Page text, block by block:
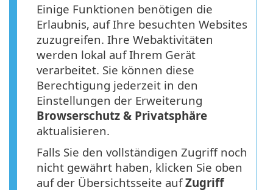
Einige Funktionen benötigen die
Erlaubnis, auf Ihre besuchten Websites
zuzugreifen. Ihre Webaktivitäten
werden lokal auf Ihrem Gerät
verarbeitet. Sie können diese
Berechtigung jederzeit in den
Einstellungen der Erweiterung
Browserschutz & Privatsphäre
aktualisieren.
Falls Sie den vollständigen Zugriff noch
nicht gewährt haben, klicken Sie oben
auf der Übersichtsseite aufZugriff